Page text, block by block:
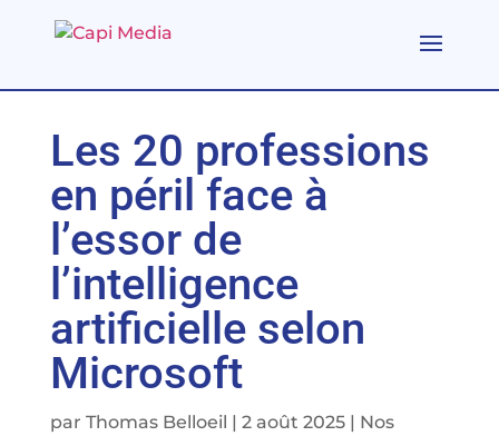
Les 20 professions
en péril face à
l’essor de
l’intelligence
artificielle selon
Microsoft
par Thomas Belloeil | 2 août 2025| Nos